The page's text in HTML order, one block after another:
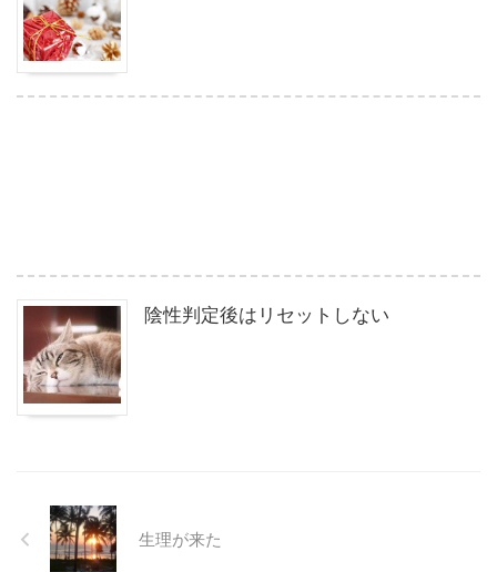
陰性判定後はリセットしない
生理が来た